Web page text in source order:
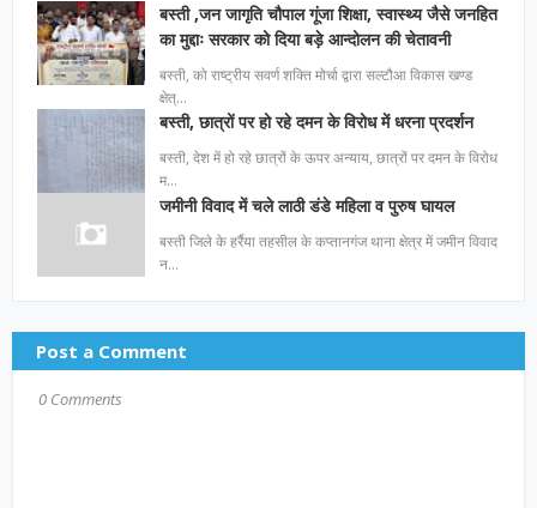
बस्ती ,जन जागृति चौपाल गूंजा शिक्षा, स्वास्थ्य जैसे जनहित
का मुद्दाः सरकार को दिया बड़े आन्दोलन की चेतावनी
बस्ती, को राष्ट्रीय सवर्ण शक्ति मोर्चा द्वारा सल्टौआ विकास खण्ड
क्षेत्…
बस्ती, छात्रों पर हो रहे दमन के विरोध में धरना प्रदर्शन
बस्ती, देश में हो रहे छात्रों के ऊपर अन्याय, छात्रों पर दमन के विरोध
म…
जमीनी विवाद में चले लाठी डंडे महिला व पुरुष घायल
बस्ती जिले के हर्रैया तहसील के कप्तानगंज थाना क्षेत्र में जमीन विवाद
न…
Post a Comment
0 Comments